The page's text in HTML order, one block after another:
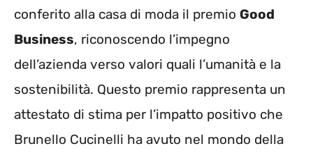
conferito alla casa di moda il premio Good
Business, riconoscendo l’impegno
dell’azienda verso valori quali l’umanità e la
sostenibilità. Questo premio rappresenta un
attestato di stima per l’impatto positivo che
Brunello Cucinelli ha avuto nel mondo della